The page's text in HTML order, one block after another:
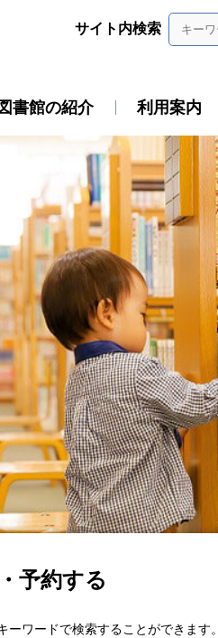
サイト内検索
図書館の紹介 利用案内
予約する
ーワードで検索することができます。